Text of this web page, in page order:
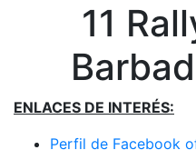
11
ENLACES DE INTERÉS:
Perfil de Facebook